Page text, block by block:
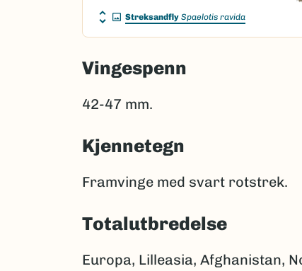
Streksandfly Spaelotis ravida
Vingespenn
42-47 mm.
Kjennetegn
Framvinge med svart rotstrek.
Totalutbredelse
Europa, Lilleasia, Afghanistan,